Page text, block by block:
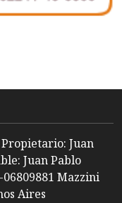
Juan
Juan Pablo
Mazzini
Aires